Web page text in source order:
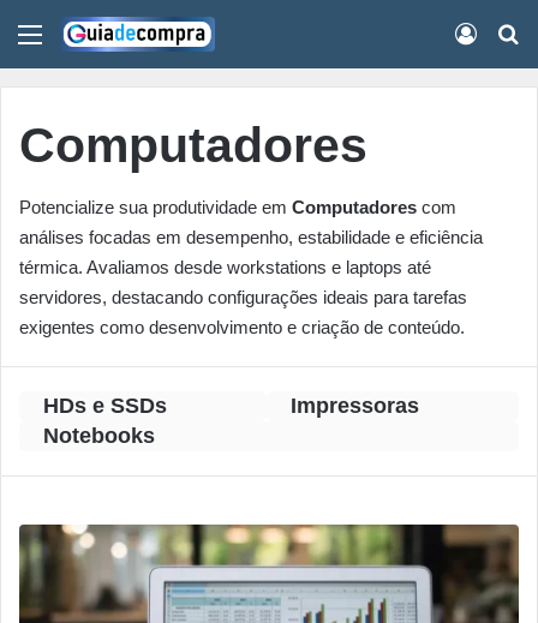
Menu
Computadores
Potencialize sua produtividade em Computadores com
análises focadas em desempenho, estabilidade e eficiência
térmica. Avaliamos desde workstations e laptops até
servidores, destacando configurações ideais para tarefas
exigentes como desenvolvimento e criação de conteúdo.
HDs e SSDs
Impressoras
Notebooks